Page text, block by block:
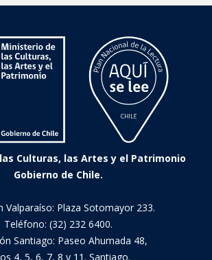
Culturas, las Artes y el Patrimonio
Gobierno de Chile.
Valparaíso: Plaza Sotomayor 233.
Teléfono: (32) 232 6400.
Santiago: Paseo Ahumada 48,
4, 5, 6, 7, 8 y 11. Santiago.